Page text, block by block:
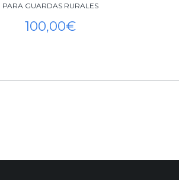
PARA GUARDAS RURALES
100,00€